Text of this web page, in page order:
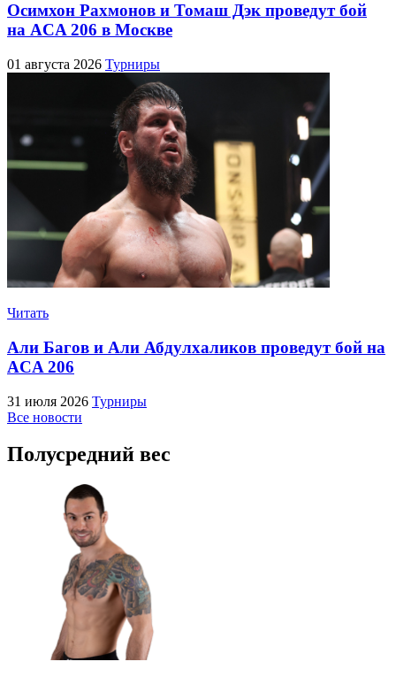
Осимхон Рахмонов и Томаш Дэк проведут бой
на ACA 206 в Москве
01 августа 2026 Турниры
Читать
Али Багов и Али Абдулхаликов проведут бой на
ACA 206
31 июля 2026 Турниры
Все новости
Полусредний вес